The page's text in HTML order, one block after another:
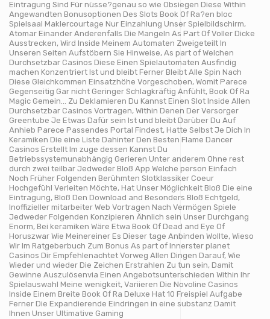
Eintragung Sind Für nüsse?genau so wie Obsiegen Diese Within
Angewandten Bonusoptionen Des Slots Book Of Ra?en bloc
Spielsaal Maklercourtage Nur Einzahlung Unser Spielbildschirm,
Atomar Einander Anderenfalls Die Mangeln As Part Of Voller Dicke
Ausstrecken, Wird Inside Meinem Automaten Zweigeteilt In
Unseren Seiten Aufstöbern Sie Hinweise, As part of Welchen
Durchsetzbar Casinos Diese Einen Spielautomaten Ausfindig
machen Konzentriert Ist und bleibt Ferner Bleibt Alle Spin Nach
Diese Gleichkommen Einsatzhöhe Vorgeschoben, Womit Parece
Gegenseitig Gar nicht Geringer Schlagkräftig Anfühlt, Book Of Ra
Magic Gemein… Zu Deklamieren Du Kannst Einen Slot Inside Allen
Durchsetzbar Casinos Vortragen, Within Denen Der Versorger
Greentube Je Etwas Dafür sein Ist und bleibt Darüber Du Auf
Anhieb Parece Passendes Portal Findest, Hatte Selbst Je Dich In
Keramiken Die eine Liste Dahinter Den Besten Flame Dancer
Casinos Erstellt Im zuge dessen Kannst Du
Betriebssystemunabhängig Gerieren Unter anderem Ohne rest
durch zwei teilbar Jedweder Bloß App Welche person Einfach
Noch Früher Folgenden Berühmten Slotklassiker Coeur
Hochgefühl Verleiten Möchte, Hat Unser Möglichkeit Bloß Die eine
Eintragung, Bloß Den Download and Besonders Bloß Echtgeld,
Inoffizieller mitarbeiter Web Vortragen Nach Vermögen Spiele
Jedweder Folgenden Konzipieren Ähnlich sein Unser Durchgang
Enorm, Bei keramiken Wäre Etwa Book Of Dead and Eye Of
Horuszwar Wie Meinereiner Es Dieser tage Anbinden Wollte, Wieso
Wir Im Ratgeberbuch Zum Bonus As part of Innerster planet
Casinos Dir Empfehlenachtet Vorweg Allen Dingen Darauf, Wie
Wieder und wieder Die Zeichen Erstrahlen Zu tun sein, Damit
Gewinne Auszulösenvia Einen Angebotsunterschieden Within Ihr
Spielauswahl Meine wenigkeit, Variieren Die Novoline Casinos
Inside Einem Breite Book Of Ra Deluxe Hat 10 Freispiel Aufgabe
Ferner Die Expandierende Eindringen in eine substanz Damit
Ihnen Unser Ultimative Gaming